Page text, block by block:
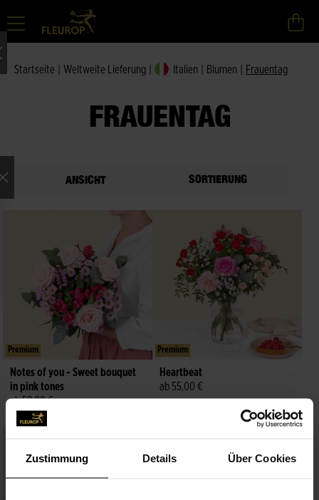
Zustimmung Details Über Cookies
Startseite Weltweite Lieferung Italien Blumen Frauentag
FRAUENTAG
ANSICHT SORTIERUNG
Premium
Notes of you - Sweet bouquet
in pink tones
ab 58,00 €
Premium
Heartbeat
ab 55,00 €